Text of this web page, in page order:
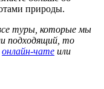
природы.
туры, которые мы
подходящий, то
онлайн-чате или